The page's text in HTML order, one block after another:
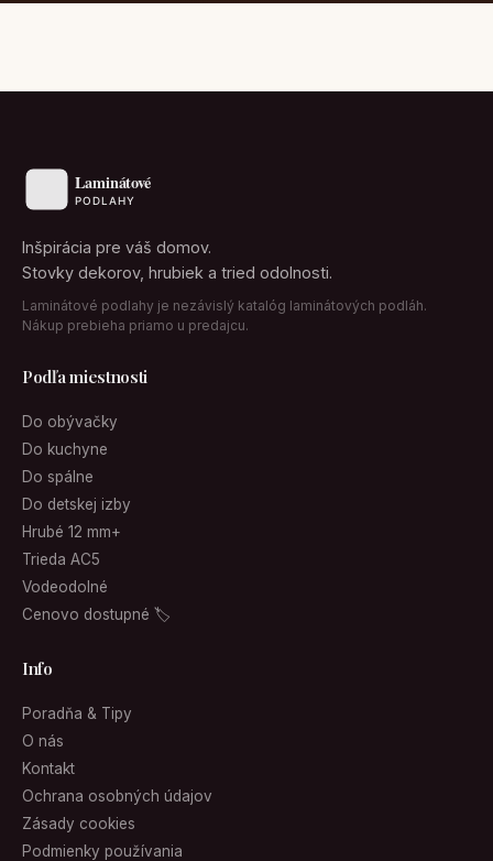
Inšpirácia pre váš domov.
Stovky dekorov, hrubiek a tried odolnosti.
Laminátové podlahy je nezávislý katalóg laminátových podláh.
Nákup prebieha priamo u predajcu.
Podľa miestnosti
Do obývačky
Do kuchyne
Do spálne
Do detskej izby
Hrubé 12 mm+
Trieda AC5
Vodeodolné
Cenovo dostupné 🏷
Info
Poradňa & Tipy
O nás
Kontakt
Ochrana osobných údajov
Zásady cookies
Podmienky používania